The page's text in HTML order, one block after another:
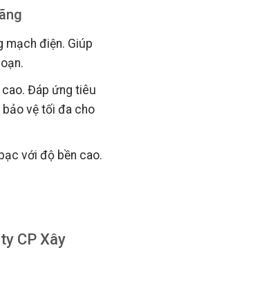
mạch điện. Giúp
Đáp ứng tiêu
bảo vệ tối đa cho
với độ bền cao.
CP Xây